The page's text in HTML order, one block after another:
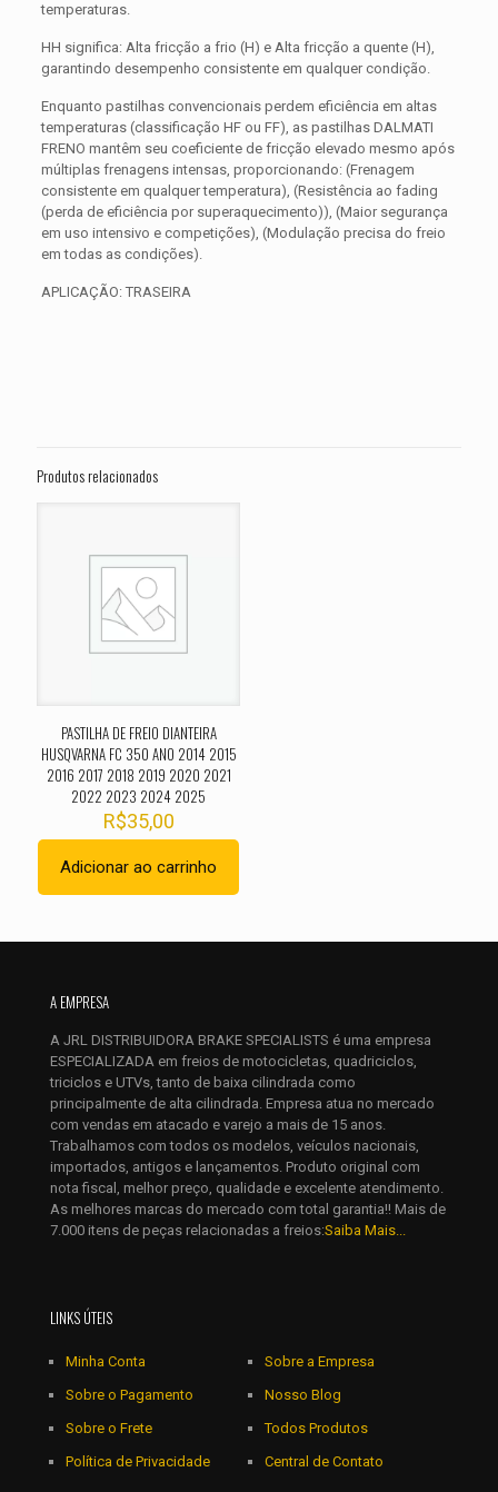
temperaturas.
HH significa: Alta fricção a frio (H) e Alta fricção a quente (H),
garantindo desempenho consistente em qualquer condição.
Enquanto pastilhas convencionais perdem eficiência em altas
temperaturas (classificação HF ou FF), as pastilhas DALMATI
FRENO mantêm seu coeficiente de fricção elevado mesmo após
múltiplas frenagens intensas, proporcionando: (Frenagem
consistente em qualquer temperatura), (Resistência ao fading
(perda de eficiência por superaquecimento)), (Maior segurança
em uso intensivo e competições), (Modulação precisa do freio
em todas as condições).
APLICAÇÃO: TRASEIRA
Thunderbird LT ANO 2014 A 2018”
obrigatórios são marcados com
Sua avaliação
1 de 5
2 de 5
mail*
Salvar meus dados neste navegador para a próxima vez que
eu comentar.
Produtos relacionados
PASTILHA DE FREIO DIANTEIRA
HUSQVARNA FC 350 ANO 2014 2015
2016 2017 2018 2019 2020 2021
2022 2023 2024 2025
R$35,00
Adicionar ao carrinho
A EMPRESA
A JRL DISTRIBUIDORA BRAKE SPECIALISTS é uma empresa
ESPECIALIZADA em freios de motocicletas, quadriciclos,
triciclos e UTVs, tanto de baixa cilindrada como
principalmente de alta cilindrada. Empresa atua no mercado
com vendas em atacado e varejo a mais de 15 anos.
Trabalhamos com todos os modelos, veículos nacionais,
importados, antigos e lançamentos. Produto original com
nota fiscal, melhor preço, qualidade e excelente atendimento.
As melhores marcas do mercado com total garantia!! Mais de
7.000 itens de peças relacionadas a freios:Saiba Mais...
LINKS ÚTEIS
Minha Conta
Sobre o Pagamento
Sobre o Frete
Política de Privacidade
Sobre a Empresa
Nosso Blog
Todos Produtos
Central de Contato